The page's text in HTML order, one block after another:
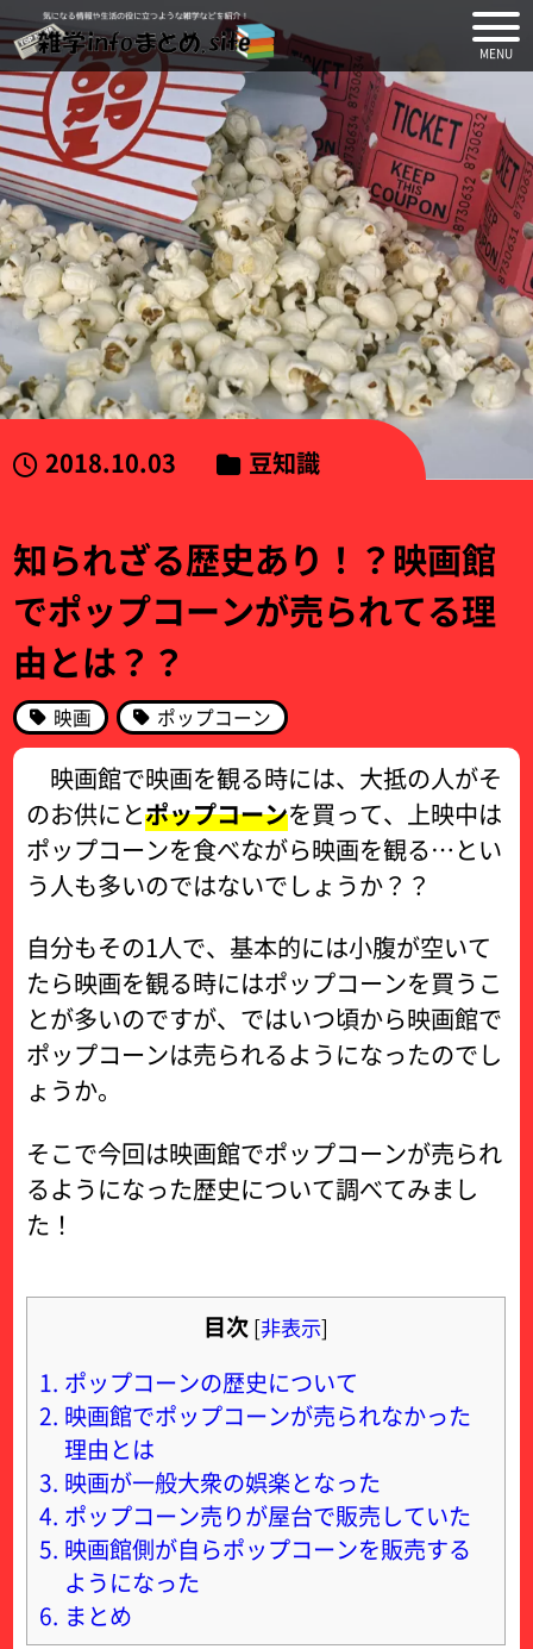
気になる情報や生活の
2018.10.03 豆知識
知られざる歴史あり！？映画館
でポップコーンが売られてる理
由とは？？
映画 ポップコーン
映画館で映画を観る時には、大抵の人がそ
のお供にとポップコーンを買って、上映中は
ポップコーンを食べながら映画を観る…とい
う人も多いのではないでしょうか？？
自分もその1人で、基本的には小腹が空いて
たら映画を観る時にはポップコーンを買うこ
とが多いのですが、ではいつ頃から映画館で
ポップコーンは売られるようになったのでし
ょうか。
そこで今回は映画館でポップコーンが売られ
るようになった歴史について調べてみまし
た！
目次 [非表示]
1. ポップコーンの歴史について
2. 映画館でポップコーンが売られなかった
理由とは
3. 映画が一般大衆の娯楽となった
4. ポップコーン売りが屋台で販売していた
5. 映画館側が自らポップコーンを販売する
ようになった
6. まとめ